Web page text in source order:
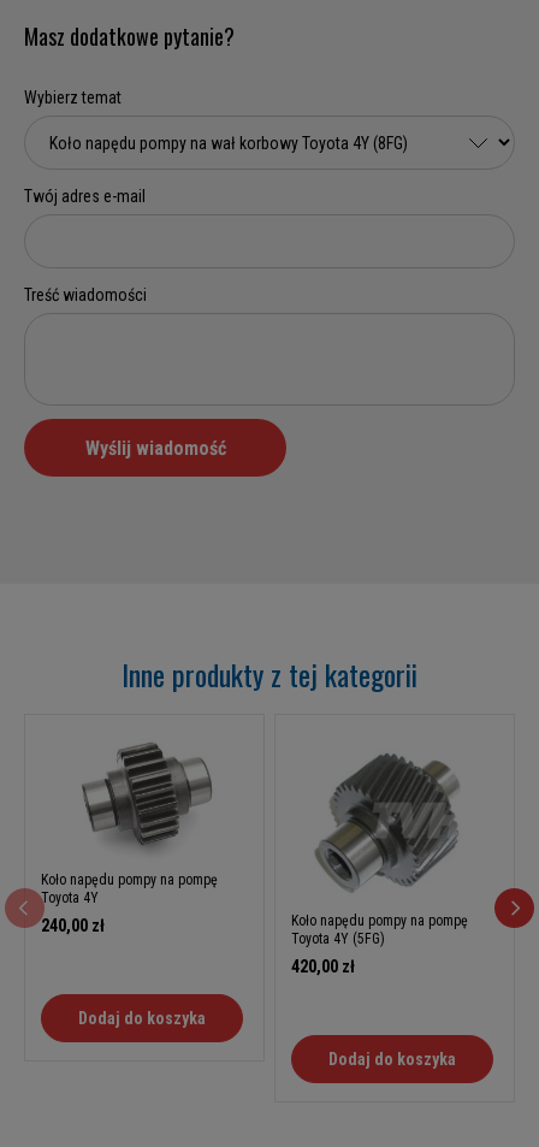
Masz dodatkowe pytanie?
Inne produkty z tej kategorii
Koło napędu pompy na pompę
Toyota 4Y
240,00 zł
Dodaj do koszyka
Koło napędu pompy na pompę
Toyota 4Y (5FG)
420,00 zł
Dodaj do koszyka